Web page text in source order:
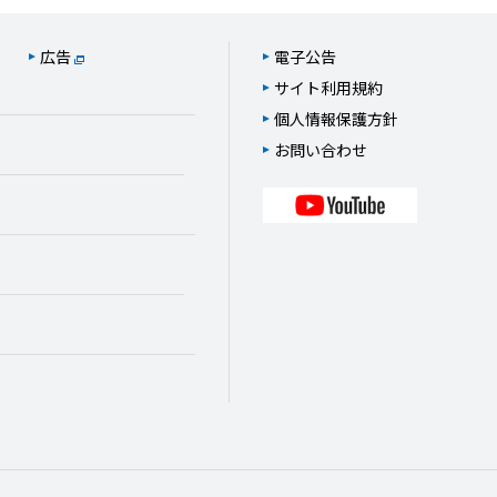
広告
電子公告
サイト利用規約
個人情報保護方針
お問い合わせ